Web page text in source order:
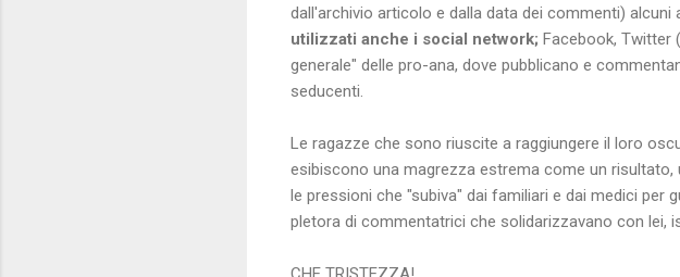
dall'archivio articolo e dalla data dei commenti) alcuni
utilizzati anche i social network; Facebook, Twitter (
generale" delle pro-ana, dove pubblicano e
seducenti.
Le ragazze che sono riuscite a raggiungere il loro
esibiscono una magrezza estrema come un
le pressioni che "subiva" dai familiari e dai medici per
pletora di commentatrici che solidarizzavano con lei,